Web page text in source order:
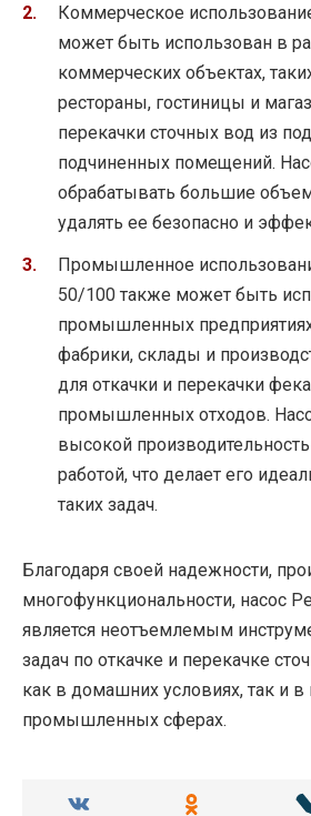
Коммерческое
может быть использован в
коммерческих объектах,
рестораны, гостиницы и
перекачки сточных вод из
подчиненных помещений.
обрабатывать большие
удалять ее безопасно и
Промышленное
50/100 также может быть
промышленных
фабрики, склады и
для откачки и перекачки
промышленных отходов.
высокой
работой, что делает его
таких задач.
Благодаря своей надежности,
многофункциональности, насос
является неотъемлемым
задач по откачке и перекачке
как в домашних условиях, так и
промышленных сферах.